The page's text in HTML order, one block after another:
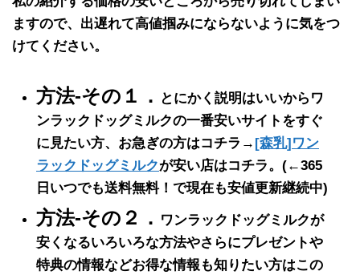
ますので、出遅れて高値掴みにならないように気をつ
けてください。
方法-その１．
とにかく説明はいいからワ
ンラックドッグミルクの一番安いサイトをすぐ
に見たい方、お急ぎの方はコチラ→ [森乳]ワン
ラックドッグミルクが安い店はコチラ。 (←365
日いつでも送料無料！で現在も安値更新継続中)
方法-その２． ワンラックドッグミルクが
安くなるいろいろな方法やさらにプレゼントや
特典の情報などお得な情報も知りたい方はこの